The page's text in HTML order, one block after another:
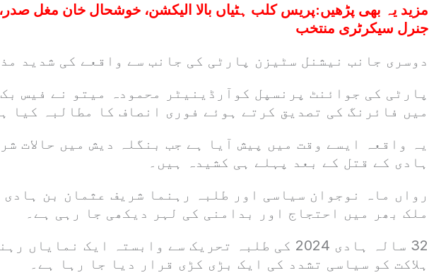
مزید یہ بھی پڑھیں:پریس کلب ہٹیاں بالا الیکشن، خوشحال خان مغل
جنرل سیکرٹری منتخب
دوسری جانب نیشنل سٹیزن پارٹی کی جانب سے واقعے کی شدید
پارٹی کی جوائنٹ پرنسپل کوآرڈینیٹر محمودہ میتو نے فیس
میں فائرنگ کی تصدیق کرتے ہوئے فوری انصاف کا مطالبہ کیا
یہ واقعہ ایسے وقت میں پیش آیا ہے جب بنگلہ دیش میں حالات
ہادی کے قتل کے بعد پہلے ہی کشیدہ ہیں۔
رواں ماہ نوجوان سیاسی اور طلبہ رہنما شریف عثمان بن ہادی
ملک بھر میں احتجاج اور بدامنی کی لہر دیکھی جا رہی ہے۔
32 سالہ ہادی 2024 کی طلبہ تحریک سے وابستہ ایک
ہلاکت کو سیاسی تشدد کی ایک بڑی کڑی قرار دیا جا رہا ہے۔